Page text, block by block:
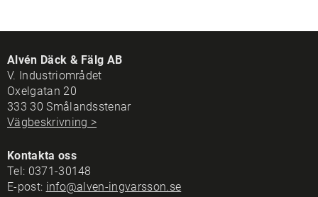
Alvén Däck & Fälg AB
V. Industriområdet
Oxelgatan 20
333 30 Smålandsstenar
Vägbeskrivning >
Kontakta oss
Tel: 0371-30148
E-post: info@alven-ingvarsson.se